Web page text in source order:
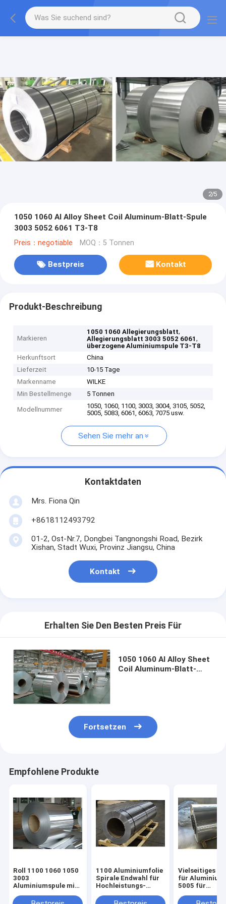
2/5
1050 1060 Al Alloy Sheet Coil Aluminum-Blatt-Spule
3003 5052 6061 T3-T8
Preis：negotiable MOQ：5 Tonnen
Bestpreis Kontakt
Produkt-Beschreibung
Markieren
1050 1060 Allegierungsblatt,
Allegierungsblatt 3003 5052 6061,
überzogene Aluminiumspule T3-T8
Herkunftsort
China
Lieferzeit
10-15 Tage
Markenname
WILKE
Min Bestellmenge
5 Tonnen
Modellnummer
1050, 1060, 1100, 3003, 3004, 3105, 5052,
5005, 5083, 6061, 6063, 7075 usw.
Sehen Sie mehr an
Kontaktdaten
Mrs. Fiona Qin
+8618112493792
01-2, Ost-Nr.7, Dongbei Tangnongshi Road, Bezirk
Xishan, Stadt Wuxi, Provinz Jiangsu, China
Kontakt
Erhalten Sie Den Besten Preis Für
1050 1060 Al Alloy Sheet
Coil Aluminum-Blatt-
Fortsetzen
Empfohlene Produkte
Roll 1100 1060 1050
3003
Aluminiumspule mit
heißgewalztem
1100 Aluminiumfolie
Spirale Endwahl für
Hochleistungs-
Vielseitiges
für
5005 für
Anwendungen